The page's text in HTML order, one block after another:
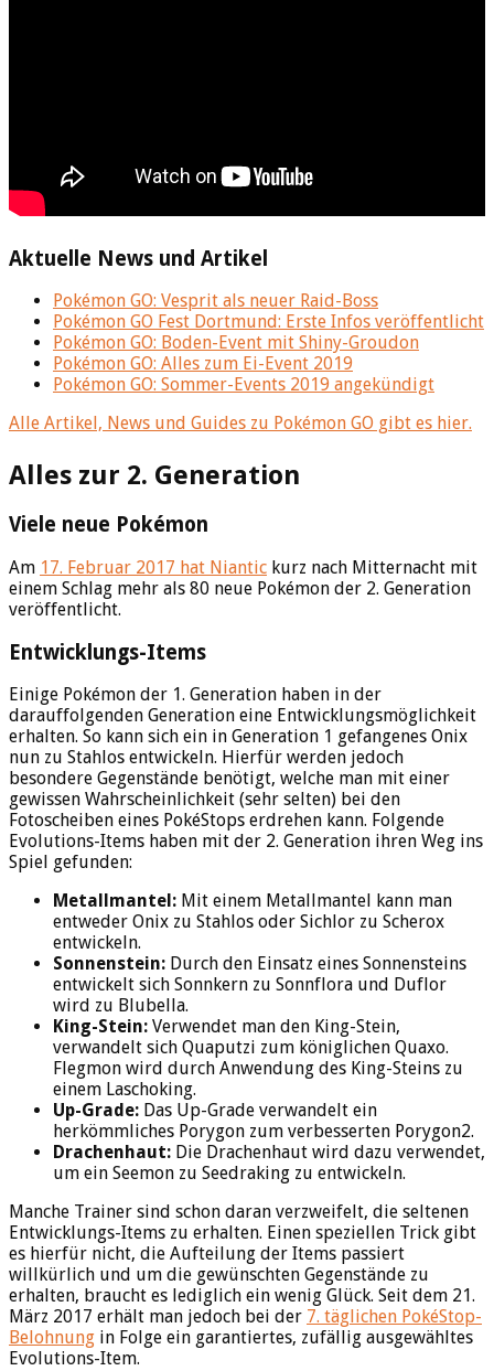
Aktuelle News und Artikel
Pokémon GO: Vesprit als neuer Raid-Boss
Pokémon GO Fest Dortmund: Erste Infos veröffentlicht
Pokémon GO: Boden-Event mit Shiny-Groudon
Pokémon GO: Alles zum Ei-Event 2019
Pokémon GO: Sommer-Events 2019 angekündigt
Alle Artikel, News und Guides zu Pokémon GO gibt es hier.
Alles zur 2. Generation
Viele neue Pokémon
Am 17. Februar 2017 hat Niantic kurz nach Mitternacht mit
einem Schlag mehr als 80 neue Pokémon der 2. Generation
veröffentlicht.
Entwicklungs-Items
Einige Pokémon der 1. Generation haben in der
darauffolgenden Generation eine Entwicklungsmöglichkeit
erhalten. So kann sich ein in Generation 1 gefangenes Onix
nun zu Stahlos entwickeln. Hierfür werden jedoch
besondere Gegenstände benötigt, welche man mit einer
gewissen Wahrscheinlichkeit (sehr selten) bei den
Fotoscheiben eines PokéStops erdrehen kann. Folgende
Evolutions-Items haben mit der 2. Generation ihren Weg ins
Spiel gefunden:
Metallmantel: Mit einem Metallmantel kann man
entweder Onix zu Stahlos oder Sichlor zu Scherox
entwickeln.
Sonnenstein: Durch den Einsatz eines Sonnensteins
entwickelt sich Sonnkern zu Sonnflora und Duflor
wird zu Blubella.
King-Stein: Verwendet man den King-Stein,
verwandelt sich Quaputzi zum königlichen Quaxo.
Flegmon wird durch Anwendung des King-Steins zu
einem Laschoking.
Up-Grade: Das Up-Grade verwandelt ein
herkömmliches Porygon zum verbesserten Porygon2.
Drachenhaut: Die Drachenhaut wird dazu verwendet,
um ein Seemon zu Seedraking zu entwickeln.
Manche Trainer sind schon daran verzweifelt, die seltenen
Entwicklungs-Items zu erhalten. Einen speziellen Trick gibt
es hierfür nicht, die Aufteilung der Items passiert
willkürlich und um die gewünschten Gegenstände zu
erhalten, braucht es lediglich ein wenig Glück. Seit dem 21.
März 2017 erhält man jedoch bei der 7. täglichen PokéStop-
Belohnung in Folge ein garantiertes, zufällig ausgewähltes
Evolutions-Item.